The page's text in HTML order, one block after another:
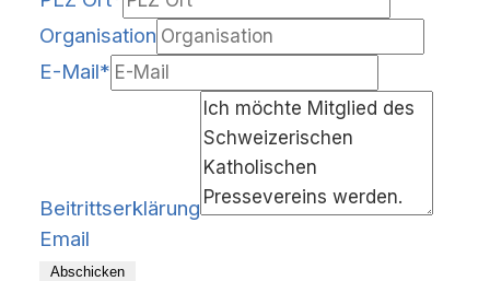
Organisation
E-Mail*
Beitrittserklärung
Email
Abschicken